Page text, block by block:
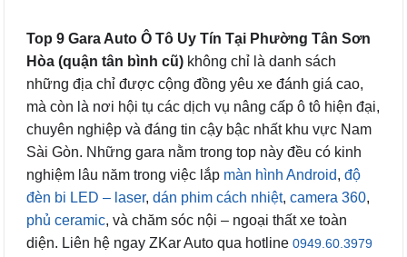
Top 9 Gara Auto Ô Tô Uy Tín Tại Phường Tân Sơn
Hòa (quận tân bình cũ) không chỉ là danh sách
những địa chỉ được cộng đồng yêu xe đánh giá cao,
mà còn là nơi hội tụ các dịch vụ nâng cấp ô tô hiện đại,
chuyên nghiệp và đáng tin cậy bậc nhất khu vực Nam
Sài Gòn. Những gara nằm trong top này đều có kinh
nghiệm lâu năm trong việc lắp màn hình Android, độ
đèn bi LED – laser, dán phim cách nhiệt, camera 360,
phủ ceramic, và chăm sóc nội – ngoại thất xe toàn
diện. Liên hệ ngay ZKar Auto qua hotline 0949.60.3979